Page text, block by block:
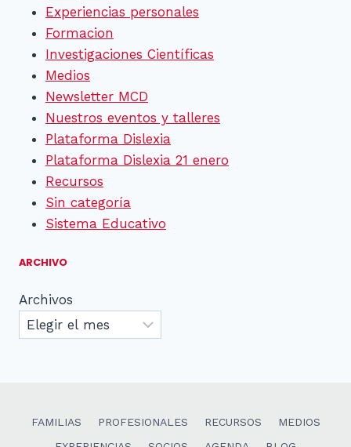
Experiencias personales
Formacion
Investigaciones Científicas
Medios
Newsletter MCD
Nuestros eventos y talleres
Plataforma Dislexia
Plataforma Dislexia 21 enero
Recursos
Sin categoría
Sistema Educativo
ARCHIVO
Archivos
FAMILIAS PROFESIONALES RECURSOS
MEDIOS